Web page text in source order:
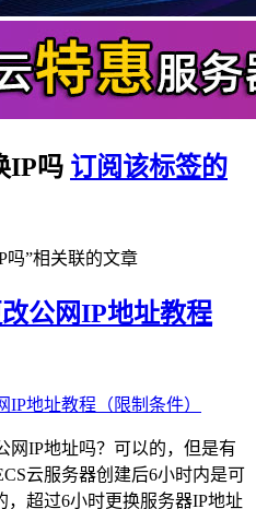
IP吗 订阅该标签的
吗”相关联的文章
公网IP地址教程
网IP地址吗？可以的，但是有
云服务器创建后6小时内是可
，超过6小时更换服务器IP地址